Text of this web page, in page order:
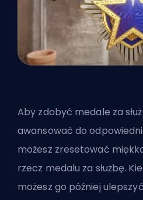
Aby zdobyć medale za
awansować do
możesz zresetować
rzecz medalu za służbę.
możesz go później